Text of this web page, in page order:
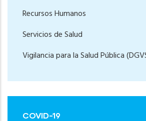
Recursos Humanos
Servicios de Salud
Vigilancia para la Salud Pública
COVID-19